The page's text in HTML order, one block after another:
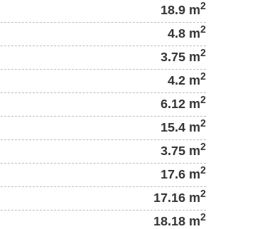
18.9 m2
4.8 m2
3.75 m2
4.2 m2
6.12 m2
15.4 m2
3.75 m2
17.6 m2
17.16 m2
18.18 m2